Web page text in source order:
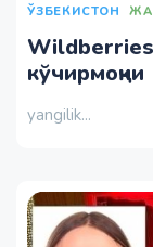
ЎЗБЕКИСТОН
Wildberries
кўчирмоқчи
yangilik...